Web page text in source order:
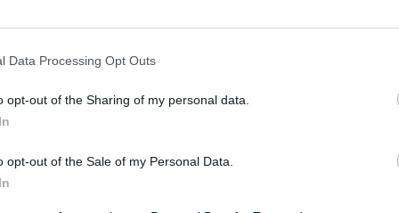
Data Processing Opt Outs
opt-out of the Sharing of my personal data.
opt-out of the Sale of my Personal Data.
ο
Κατερίνα Κορωνιού.
μετάλλια, ενώ βραβεύθηκαν οι τρεις